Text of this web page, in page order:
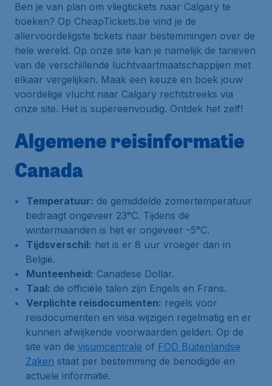
Ben je van plan om vliegtickets naar Calgary te
boeken? Op CheapTickets.be vind je de
allervoordeligste tickets naar bestemmingen over de
hele wereld. Op onze site kan je namelijk de tarieven
van de verschillende luchtvaartmaatschappijen met
elkaar vergelijken. Maak een keuze en boek jouw
voordelige vlucht naar Calgary rechtstreeks via
onze site. Het is supereenvoudig. Ontdek het zelf!
Algemene reisinformatie
Canada
Temperatuur: de gemiddelde zomertemperatuur
bedraagt ongeveer 23°C. Tijdens de
wintermaanden is het er ongeveer -5°C.
Tijdsverschil: het is er 8 uur vroeger dan in
België.
Munteenheid: Canadese Dollar.
Taal: de officiële talen zijn Engels en Frans.
Verplichte reisdocumenten: regels voor
reisdocumenten en visa wijzigen regelmatig en er
kunnen afwijkende voorwaarden gelden. Op de
site van de visumcentrale of FOD Buitenlandse
Zaken staat per bestemming de benodigde en
actuele informatie.